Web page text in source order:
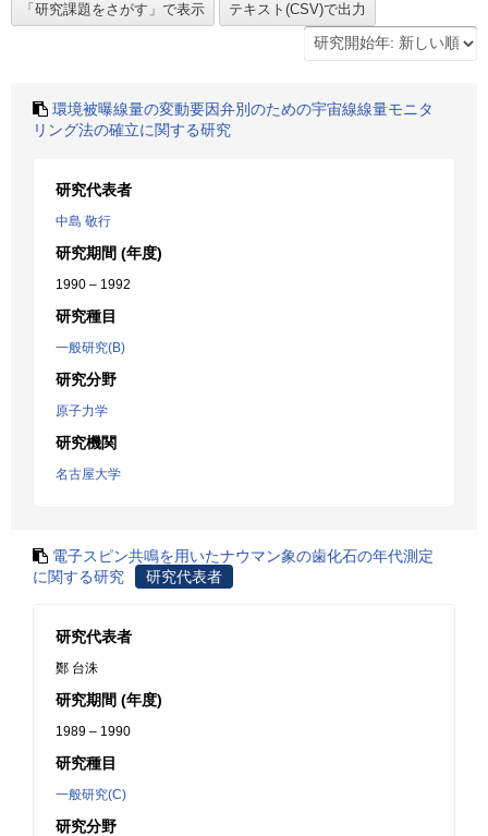
環境被曝線量の変動要因弁別のための宇宙線線量モニタ
リング法の確立に関する研究
研究代表者
中島 敬行
研究期間 (年度)
1990 – 1992
研究種目
一般研究(B)
研究分野
原子力学
研究機関
名古屋大学
電子スピン共鳴を用いたナウマン象の歯化石の年代測定
に関する研究
研究代表者
研究代表者
鄭 台洙
研究期間 (年度)
1989 – 1990
研究種目
一般研究(C)
研究分野